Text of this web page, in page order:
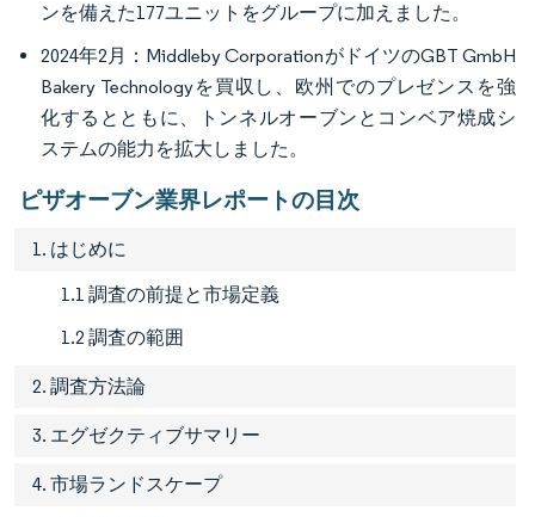
ンを備えた177ユニットをグループに加えました。
2024年2月：Middleby CorporationがドイツのGBT GmbH
Bakery Technologyを買収し、欧州でのプレゼンスを強
化するとともに、トンネルオーブンとコンベア焼成シ
ステムの能力を拡大しました。
ピザオーブン業界レポートの目次
1. はじめに
1.1 調査の前提と市場定義
1.2 調査の範囲
2. 調査方法論
3. エグゼクティブサマリー
4. 市場ランドスケープ